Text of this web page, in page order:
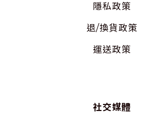
隱私政策
退/換貨政策
運送政策
社交媒體